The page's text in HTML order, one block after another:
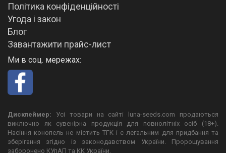
Політика конфіденційності
Угода і закон
Блог
Завантажити прайс-лист
Ми в соц. мережах:
Дисклеймер: Усі товари на сайті luna-seeds.com продаються
виключно як сувенірна продукція для повнолітніх осіб (18+).
Насіння конопель не містить ТГК і є легальним для придбання та
зберігання згідно із законодавством України. Пророщування
заборонено КУпАП та КК України.